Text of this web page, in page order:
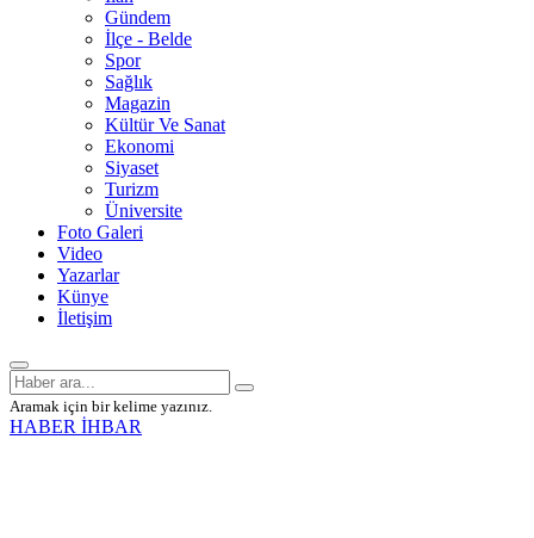
Gündem
İlçe - Belde
Spor
Sağlık
Magazin
Kültür Ve Sanat
Ekonomi
Siyaset
Turizm
Üniversite
Foto Galeri
Video
Yazarlar
Künye
İletişim
Aramak için bir kelime yazınız.
HABER İHBAR